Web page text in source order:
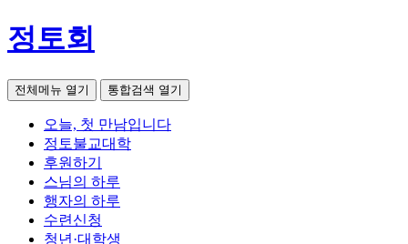
정토회
전체메뉴 열기 통합검색 열기
오늘, 첫 만남입니다
정토불교대학
후원하기
스님의 하루
행자의 하루
수련신청
청년·대학생